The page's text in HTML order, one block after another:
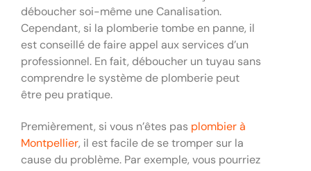
déboucher soi-même une Canalisation.
Cependant, si la plomberie tombe en panne, il
est conseillé de faire appel aux services d’un
professionnel. En fait, déboucher un tuyau sans
comprendre le système de plomberie peut
être peu pratique.
Premièrement, si vous n’êtes pas plombier à
Montpellier, il est facile de se tromper sur la
cause du problème. Par exemple, vous pourriez